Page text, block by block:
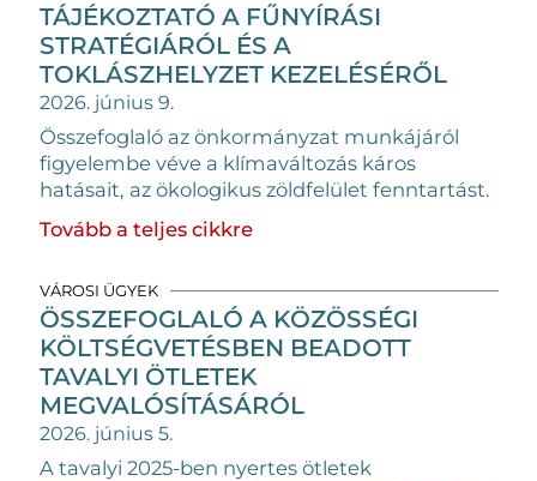
TÁJÉKOZTATÓ A FŰNYÍRÁSI
STRATÉGIÁRÓL ÉS A
TOKLÁSZHELYZET KEZELÉSÉRŐL
2026. június 9.
Összefoglaló az önkormányzat munkájáról
figyelembe véve a klímaváltozás káros
hatásait, az ökologikus zöldfelület fenntartást.
Tovább a teljes cikkre
VÁROSI ÜGYEK
ÖSSZEFOGLALÓ A KÖZÖSSÉGI
KÖLTSÉGVETÉSBEN BEADOTT
TAVALYI ÖTLETEK
MEGVALÓSÍTÁSÁRÓL
2026. június 5.
A tavalyi 2025-ben nyertes ötletek